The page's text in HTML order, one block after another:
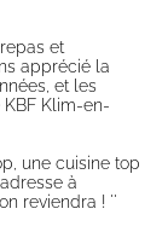
et
apprécié la
et les
Klim-en-
une cuisine top
à
reviendra ! ''